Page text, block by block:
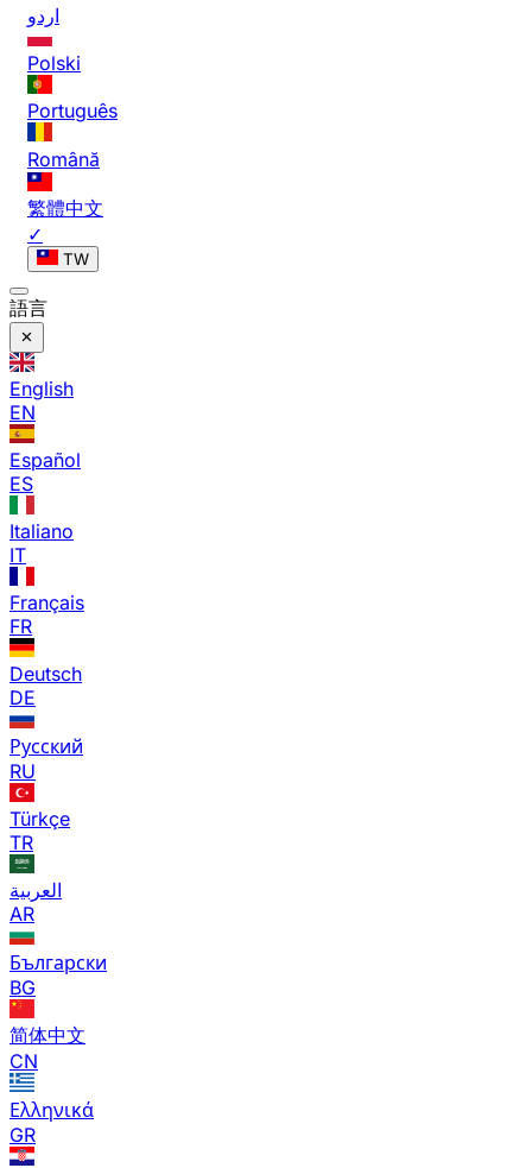
اردو
Polski
Português
Română
繁體中文
✓
TW
語言
English
EN
Español
ES
Italiano
IT
Français
FR
Deutsch
DE
Русский
RU
Türkçe
TR
العربية
AR
Български
BG
简体中文
CN
Ελληνικά
GR